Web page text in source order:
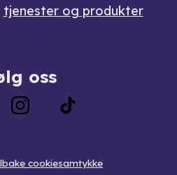
tjenester og produkter
oss
cookiesamtykke